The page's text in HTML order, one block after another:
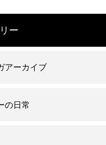
ー
アーカイブ
の日常